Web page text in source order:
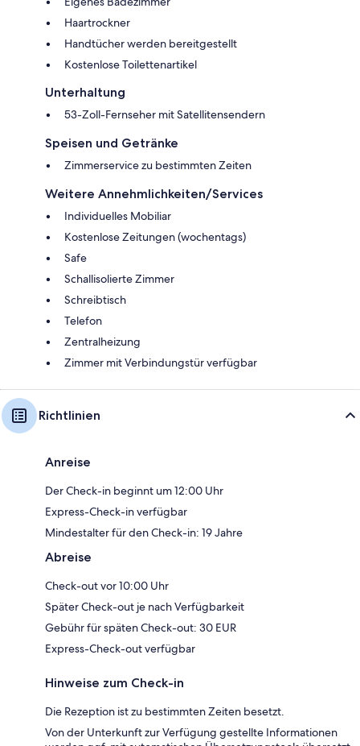
Haartrockner
Handtücher werden bereitgestellt
Kostenlose Toilettenartikel
Unterhaltung
53-Zoll-Fernseher mit Satellitensendern
Speisen und Getränke
Zimmerservice zu bestimmten Zeiten
Weitere Annehmlichkeiten/Services
Individuelles Mobiliar
Kostenlose Zeitungen (wochentags)
Safe
Schallisolierte Zimmer
Schreibtisch
Telefon
Zentralheizung
Zimmer mit Verbindungstür verfügbar
Richtlinien
Anreise
Der Check-in beginnt um 12:00 Uhr
Express-Check-in verfügbar
Mindestalter für den Check-in: 19 Jahre
Abreise
Check-out vor 10:00 Uhr
Später Check-out je nach Verfügbarkeit
Gebühr für späten Check-out: 30 EUR
Express-Check-out verfügbar
Hinweise zum Check-in
Die Rezeption ist zu bestimmten Zeiten besetzt.
Von der Unterkunft zur Verfügung gestellte Informationen